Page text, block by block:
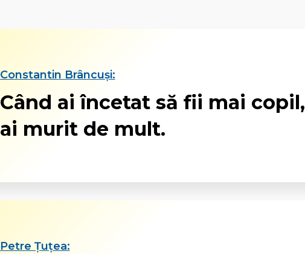
Constantin Brâncuși:
Când ai încetat să fii mai copil,
ai murit de mult.
Petre Țuțea: